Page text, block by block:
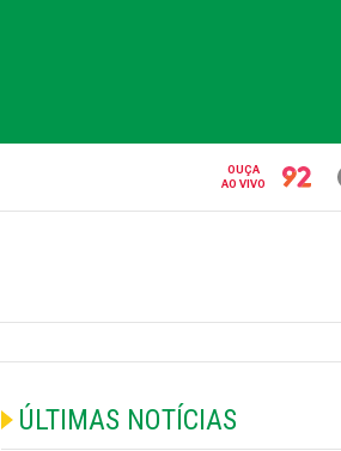
OUÇA
AO VIVO
ÚLTIMAS NOTÍCIAS